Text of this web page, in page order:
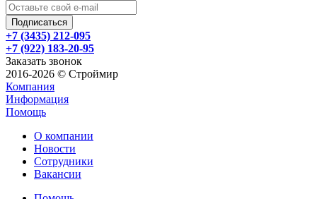
+7 (3435) 212-095
+7 (922) 183-20-95
Заказать звонок
2016-2026 © Строймир
Компания
Информация
Помощь
О компании
Новости
Сотрудники
Вакансии